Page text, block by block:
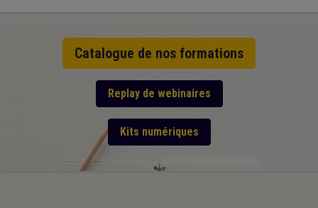
Catalogue de nos formations
Replay de webinaires
Kits numériques